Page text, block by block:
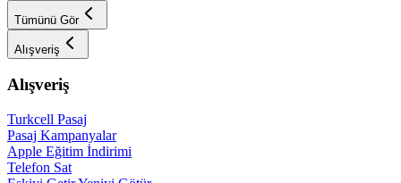
Tümünü Gör
Alışveriş
Alışveriş
Turkcell Pasaj
Pasaj Kampanyalar
Apple Eğitim İndirimi
Telefon Sat